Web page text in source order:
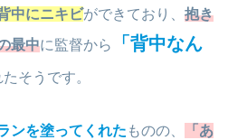
中にニキビができており、 抱き
最中に監督から
「背中なん
そうです。
ンを塗ってくれた ものの、
「あ